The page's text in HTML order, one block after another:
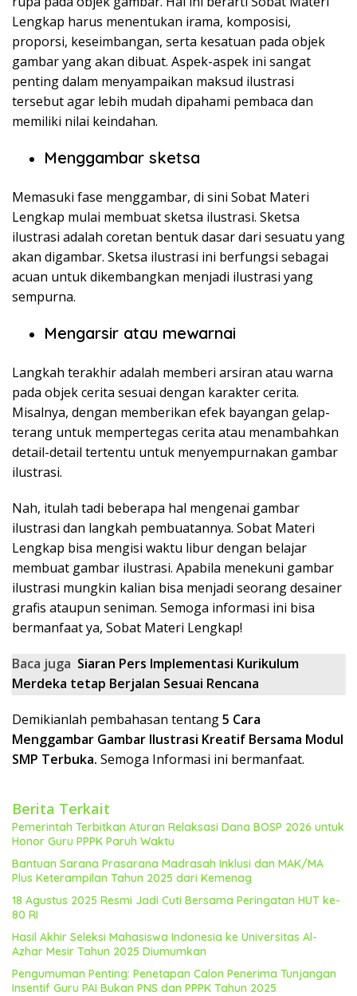
Lengkap harus menentukan irama, komposisi,
proporsi, keseimbangan, serta kesatuan pada objek
gambar yang akan dibuat. Aspek-aspek ini sangat
penting dalam menyampaikan maksud ilustrasi
tersebut agar lebih mudah dipahami pembaca dan
memiliki nilai keindahan.
Menggambar sketsa
Memasuki fase menggambar, di sini Sobat Materi
Lengkap mulai membuat sketsa ilustrasi. Sketsa
ilustrasi adalah coretan bentuk dasar dari sesuatu yang
akan digambar. Sketsa ilustrasi ini berfungsi sebagai
acuan untuk dikembangkan menjadi ilustrasi yang
sempurna.
Mengarsir atau mewarnai
Langkah terakhir adalah memberi arsiran atau warna
pada objek cerita sesuai dengan karakter cerita.
Misalnya, dengan memberikan efek bayangan gelap-
terang untuk mempertegas cerita atau menambahkan
detail-detail tertentu untuk menyempurnakan gambar
ilustrasi.
Nah, itulah tadi beberapa hal mengenai gambar
ilustrasi dan langkah pembuatannya. Sobat Materi
Lengkap bisa mengisi waktu libur dengan belajar
membuat gambar ilustrasi. Apabila menekuni gambar
ilustrasi mungkin kalian bisa menjadi seorang desainer
grafis ataupun seniman. Semoga informasi ini bisa
bermanfaat ya, Sobat Materi Lengkap!
Baca juga Siaran Pers Implementasi Kurikulum
Merdeka tetap Berjalan Sesuai Rencana
Demikianlah pembahasan tentang5 Cara
Menggambar Gambar Ilustrasi Kreatif Bersama Modul
SMP Terbuka. Semoga Informasi ini bermanfaat.
Berita Terkait
Pemerintah Terbitkan Aturan Relaksasi Dana BOSP 2026 untuk
Honor Guru PPPK Paruh Waktu
Bantuan Sarana Prasarana Madrasah Inklusi dan MAK/MA
Plus Keterampilan Tahun 2025 dari Kemenag
18 Agustus 2025 Resmi Jadi Cuti Bersama Peringatan HUT ke-
80 RI
Hasil Akhir Seleksi Mahasiswa Indonesia ke Universitas Al-
Azhar Mesir Tahun 2025 Diumumkan
Pengumuman Penting: Penetapan Calon Penerima Tunjangan
Insentif Guru PAI Bukan PNS dan PPPK Tahun 2025